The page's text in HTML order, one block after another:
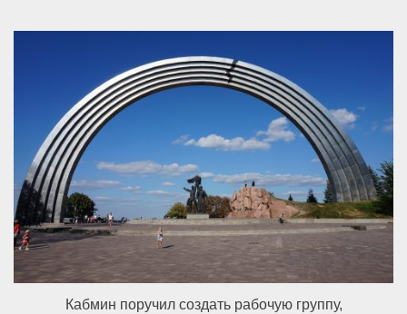
Кабмин поручил создать рабочую группу,